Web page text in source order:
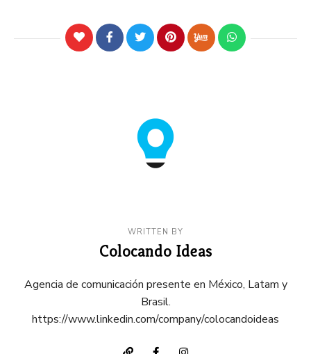
WRITTEN BY
Colocando Ideas
Agencia de comunicación presente en México, Latam y
Brasil.
https://www.linkedin.com/company/colocandoideas